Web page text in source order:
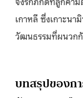
เกาหลี ซึ่งเกาะน
วัฒนธรรมที่ผนวกกั
บทสรุปของก